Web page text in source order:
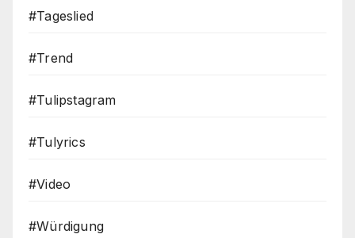
#Tageslied
#Trend
#Tulipstagram
#Tulyrics
#Video
#Würdigung